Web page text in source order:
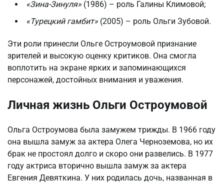
«Зина-Зинуля» (1986) – роль Галины Климовой;
«Турецкий гамбит» (2005) – роль Ольги Зубовой.
Эти роли принесли Ольге Остроумовой признание
зрителей и высокую оценку критиков. Она смогла
воплотить на экране ярких и запоминающихся
персонажей, достойных внимания и уважения.
Личная жизнь Ольги Остроумовой
Ольга Остроумова была замужем трижды. В 1966 году
она вышла замуж за актера Олега Черноземова, но их
брак не простоял долго и скоро они развелись. В 1977
году актриса вторично вышла замуж за актера
Евгения Девяткина. У них родилась дочь, названная в